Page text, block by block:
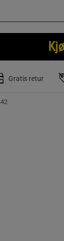
Gratis retur